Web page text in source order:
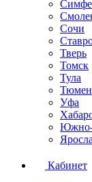
Сочи
Тверь
Томск
Тула
Уфа
Южно-
Кабинет